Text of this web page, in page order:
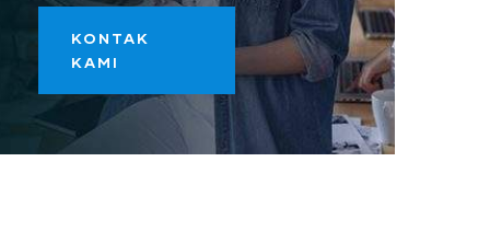
KONTAK
KAMI